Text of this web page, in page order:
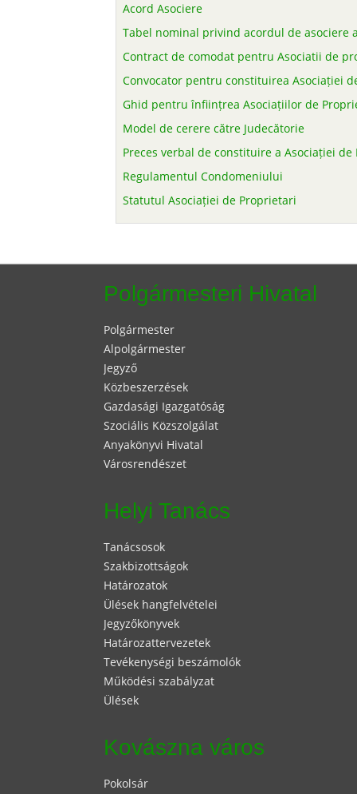
Acord Asociere
Tabel nominal privind acordul de asociere
Contract de comodat pentru Asociatii de
Convocator pentru constituirea Asociației
Ghid pentru înființrea Asociațiilor de
Model de cerere către Judecătorie
Preces verbal de constituire a Asociației
Regulamentul Condomeniului
Statutul Asociației de Proprietari
Polgármesteri Hivatal
Polgármester
Alpolgármester
Jegyző
Közbeszerzések
Gazdasági Igazgatóság
Szociális Közszolgálat
Anyakönyvi Hivatal
Városrendészet
Helyi Tanács
Tanácsosok
Szakbizottságok
Határozatok
Ülések hangfelvételei
Jegyzőkönyvek
Határozattervezetek
Tevékenységi beszámolók
Működési szabályzat
Ülések
Kovászna város
Pokolsár